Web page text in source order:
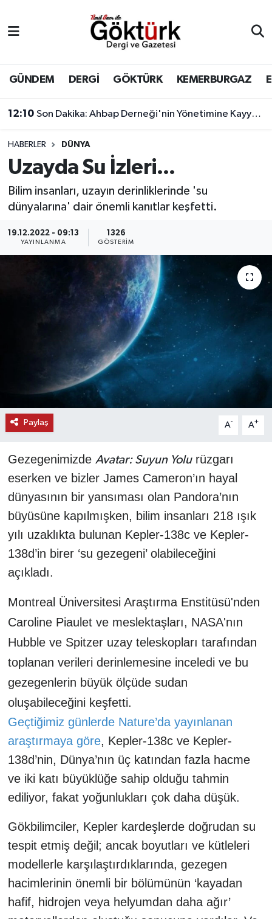
GÜNDEM DERGİ GÖKTÜRK KEMERBURGAZ
12:10 Son Dakika: Ahbap Derneği'nin Yönetimine Kayyum Atandı
HABERLER DÜNYA
Uzayda Su İzleri...
Bilim insanları, uzayın derinliklerinde 'su
dünyalarına' dair önemli kanıtlar keşfetti.
19.12.2022 - 09:13
YAYINLANMA
1326
GÖSTERIM
Paylaş A- A+
Gezegenimizde Avatar: Suyun Yolurüzgarı
eserken ve bizler James Cameron’ın hayal
dünyasının bir yansıması olan Pandora’nın
büyüsüne kapılmışken, bilim insanları 218 ışık
yılı uzaklıkta bulunan Kepler-138c ve Kepler-
138d’in birer ‘su gezegeni’ olabileceğini
açıkladı.
Montreal Üniversitesi Araştırma Enstitüsü'nden
Caroline Piaulet ve meslektaşları, NASA'nın
Hubble ve Spitzer uzay teleskopları tarafından
toplanan verileri derinlemesine inceledi ve bu
gezegenlerin büyük ölçüde sudan
oluşabileceğini keşfetti.
Geçtiğimiz günlerde Nature’da yayınlanan
araştırmaya göre, Kepler-138c ve Kepler-
138d’nin, Dünya’nın üç katından fazla hacme
ve iki katı büyüklüğe sahip olduğu tahmin
ediliyor, fakat yoğunlukları çok daha düşük.
Gökbilimciler, Kepler kardeşlerde doğrudan su
tespit etmiş değil; ancak boyutları ve kütleleri
modellerle karşılaştırdıklarında, gezegen
hacimlerinin önemli bir bölümünün ‘kayadan
hafif, hidrojen veya helyumdan daha ağır’
BİLİM
DERGİ
DÜNYA
EĞİTİM
EKONOMİ
GÖKTÜRK
KEMERBURGAZ
KÜLTÜR - SANAT
ÖZEL HABER
SAĞLIK
TEKNOLOJİ
TİCARET
YAŞAM
Eyüpsultan Hava Durumu
Eyüpsultan Trafik Yoğunluk Haritası
Süper Lig Puan Durumu ve Fikstür
Tüm Manşetler
Son Dakika Haberleri
Haber Arşivi